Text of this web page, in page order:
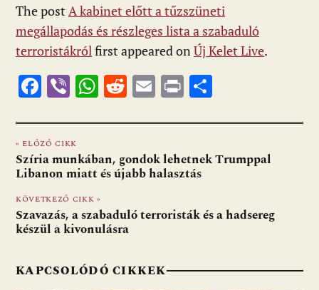
The post A kabinet előtt a tűzszüneti
megállapodás és részleges lista a szabaduló
terroristákrólfirst appeared onÚj Kelet Live.
F
e
b
o
o
k
Vi
er
W
at
s
A
p
p
R
d
di
t
E
ai
l
Pr
t za
m
« ELŐZŐ CIKK
Szíria munkában, gondok lehetnek Trumppal
Libanon miatt és újabb halasztás
KÖVETKEZŐ CIKK »
Szavazás, a szabaduló terroristák és a hadsereg
készül a kivonulásra
KAPCSOLÓDÓ CIKKEK